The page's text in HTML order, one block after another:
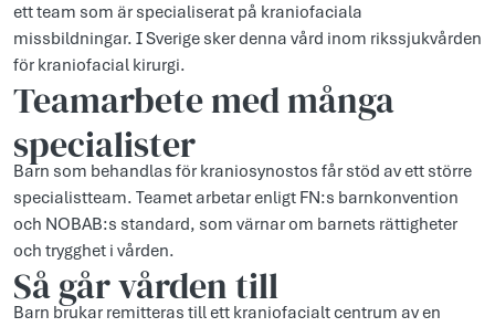
ett team som är specialiserat på kraniofaciala
missbildningar. I Sverige sker denna vård inom rikssjukvården
för kraniofacial kirurgi.
Teamarbete med många
specialister
Barn som behandlas för kraniosynostos får stöd av ett större
specialistteam. Teamet arbetar enligt FN:s barnkonvention
och NOBAB:s standard, som värnar om barnets rättigheter
och trygghet i vården.
Så går vården till
Barn brukar remitteras till ett kraniofacialt centrum av en